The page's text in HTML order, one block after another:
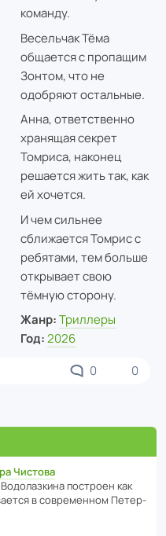
команду.
Весельчак Тёма
общается с пропащим
Зонтом, что не
одобряют остальные.
Анна, ответственно
хранящая секрет
Томриса, наконец
решается жить так, как
ей хочется.
И чем сильнее
сближается Томрис с
ребятами, тем больше
открывает свою
тёмную сторону.
Жанр: Триллеры
Год: 2026
0 0
Чистова
пост­роен как
в совре­менном Пете­р­